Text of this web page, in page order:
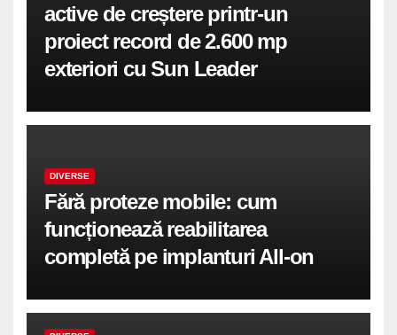
active de creștere printr-un
proiect record de 2.600 mp
exteriori cu Sun Leader
DIVERSE
Fără proteze mobile: cum
funcționează reabilitarea
completă pe implanturi All-on